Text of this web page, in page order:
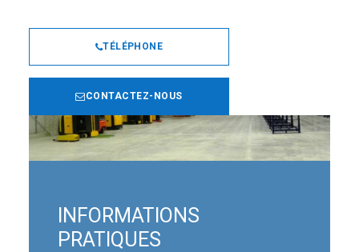
TÉLÉPHONE
CONTACTEZ-NOUS
INFORMATIONS
PRATIQUES